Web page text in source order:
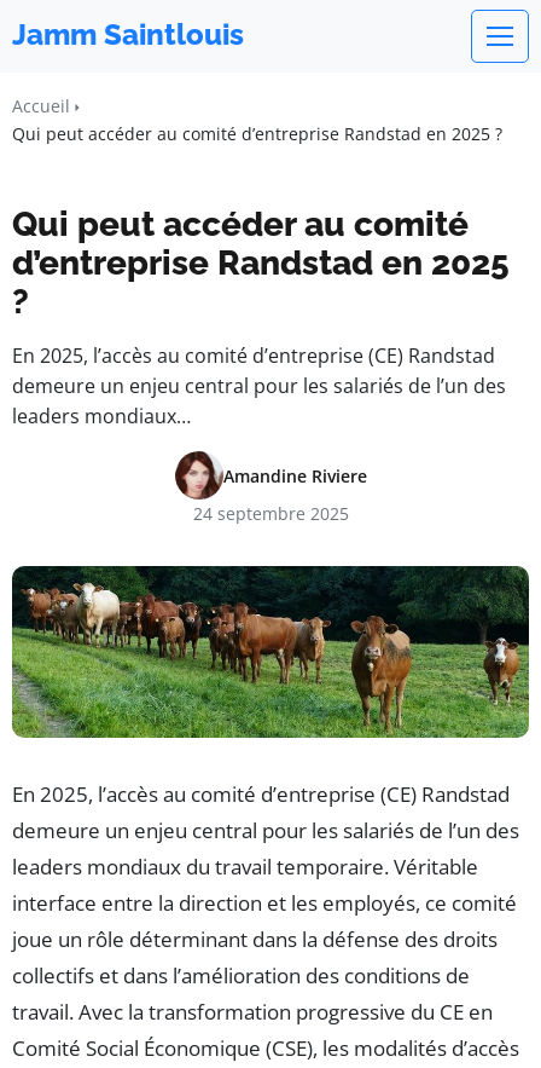
Jamm Saintlouis
Accueil
Qui peut accéder au comité d’entreprise Randstad en 2025 ?
Qui peut accéder au comité
d’entreprise Randstad en 2025
?
En 2025, l’accès au comité d’entreprise (CE) Randstad
demeure un enjeu central pour les salariés de l’un des
leaders mondiaux…
Amandine Riviere
24 septembre 2025
En 2025, l’accès au comité d’entreprise (CE) Randstad
demeure un enjeu central pour les salariés de l’un des
leaders mondiaux du travail temporaire. Véritable
interface entre la direction et les employés, ce comité
joue un rôle déterminant dans la défense des droits
collectifs et dans l’amélioration des conditions de
travail. Avec la transformation progressive du CE en
Comité Social Économique (CSE), les modalités d’accès